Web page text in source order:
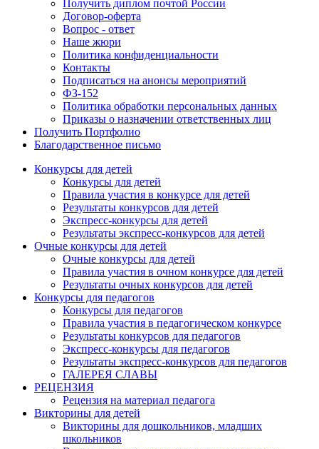
Получить диплом почтой России
Договор-оферта
Вопрос - ответ
Наше жюри
Политика конфиденциальности
Контакты
Подписаться на анонсы мероприятий
ФЗ-152
Политика обработки персональных данных
Приказы о назначении ответственных лиц
Получить Портфолио
Благодарственное письмо
Конкурсы для детей
Конкурсы для детей
Правила участия в конкурсе для детей
Результаты конкурсов для детей
Экспресс-конкурсы для детей
Результаты экспресс-конкурсов для детей
Очные конкурсы для детей
Очные конкурсы для детей
Правила участия в очном конкурсе для детей
Результаты очных конкурсов для детей
Конкурсы для педагогов
Конкурсы для педагогов
Правила участия в педагогическом конкурсе
Результаты конкурсов для педагогов
Экспресс-конкурсы для педагогов
Результаты экспресс-конкурсов для педагогов
ГАЛЕРЕЯ СЛАВЫ
РЕЦЕНЗИЯ
Рецензия на материал педагога
Викторины для детей
Викторины для дошкольников, младших
школьников